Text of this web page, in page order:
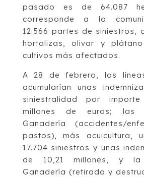
pasado es de 64.087
corresponde a la
12.566 partes de siniestros,
hortalizas, olivar y
cultivos más afectados.
A 28 de febrero, las
acumularían unas
siniestralidad por
millones de euros; las
Ganadería (accidentes/
pastos), más acuicultura,
17.704 siniestros y unas
de 10,21 millones, y
Ganadería (retirada y